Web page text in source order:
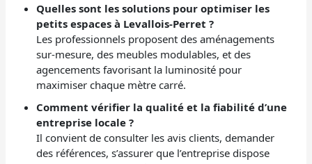
Quelles sont les solutions pour optimiser les
petits espaces à Levallois-Perret ?
Les professionnels proposent des aménagements
sur-mesure, des meubles modulables, et des
agencements favorisant la luminosité pour
maximiser chaque mètre carré.
Comment vérifier la qualité et la fiabilité d’une
entreprise locale ?
Il convient de consulter les avis clients, demander
des références, s’assurer que l’entreprise dispose